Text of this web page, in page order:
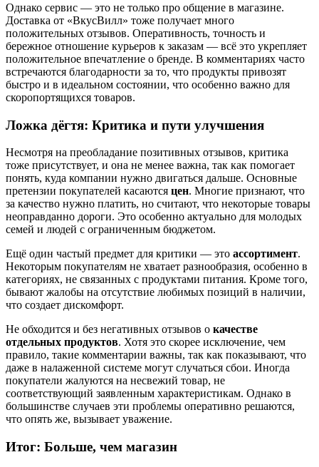
Однако сервис — это не только про общение в магазине.
Доставка от «ВкусВилл» тоже получает много
положительных отзывов. Оперативность, точность и
бережное отношение курьеров к заказам — всё это укрепляет
положительное впечатление о бренде. В комментариях часто
встречаются благодарности за то, что продукты привозят
быстро и в идеальном состоянии, что особенно важно для
скоропортящихся товаров.
Ложка дёгтя: Критика и пути улучшения
Несмотря на преобладание позитивных отзывов, критика
тоже присутствует, и она не менее важна, так как помогает
понять, куда компании нужно двигаться дальше. Основные
претензии покупателей касаются цен. Многие признают, что
за качество нужно платить, но считают, что некоторые товары
неоправданно дороги. Это особенно актуально для молодых
семей и людей с ограниченным бюджетом.
Ещё один частый предмет для критики — это ассортимент.
Некоторым покупателям не хватает разнообразия, особенно в
категориях, не связанных с продуктами питания. Кроме того,
бывают жалобы на отсутствие любимых позиций в наличии,
что создает дискомфорт.
Не обходится и без негативных отзывов о качестве
отдельных продуктов. Хотя это скорее исключение, чем
правило, такие комментарии важны, так как показывают, что
даже в налаженной системе могут случаться сбои. Иногда
покупатели жалуются на несвежий товар, не
соответствующий заявленным характеристикам. Однако в
большинстве случаев эти проблемы оперативно решаются,
что опять же, вызывает уважение.
Итог: Больше, чем магазин